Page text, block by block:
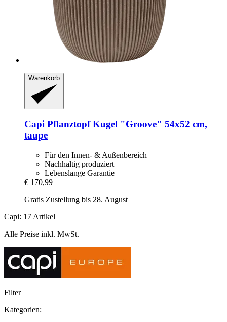
Warenkorb
Capi Pflanztopf Kugel "Groove" 54x52 cm,
taupe
Für den Innen- & Außenbereich
Nachhaltig produziert
Lebenslange Garantie
€ 170,99
Gratis Zustellung bis 28. August
Capi: 17 Artikel
Alle Preise inkl. MwSt.
Filter
Kategorien: